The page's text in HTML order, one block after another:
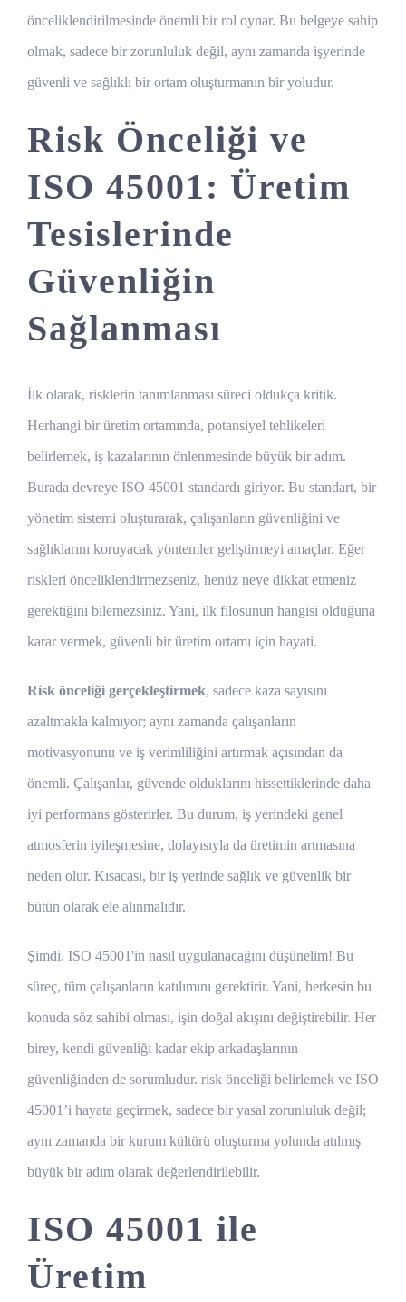
önceliklendirilmesinde önemli bir rol oynar. Bu belgeye sahip
olmak, sadece bir zorunluluk değil, aynı zamanda işyerinde
güvenli ve sağlıklı bir ortam oluşturmanın bir yoludur.
Risk Önceliği ve
ISO 45001: Üretim
Tesislerinde
Güvenliğin
Sağlanması
İlk olarak, risklerin tanımlanması süreci oldukça kritik.
Herhangi bir üretim ortamında, potansiyel tehlikeleri
belirlemek, iş kazalarının önlenmesinde büyük bir adım.
Burada devreye ISO 45001 standardı giriyor. Bu standart, bir
yönetim sistemi oluşturarak, çalışanların güvenliğini ve
sağlıklarını koruyacak yöntemler geliştirmeyi amaçlar. Eğer
riskleri önceliklendirmezseniz, henüz neye dikkat etmeniz
gerektiğini bilemezsiniz. Yani, ilk filosunun hangisi olduğuna
karar vermek, güvenli bir üretim ortamı için hayati.
Risk önceliği gerçekleştirmek, sadece kaza sayısını
azaltmakla kalmıyor; aynı zamanda çalışanların
motivasyonunu ve iş verimliliğini artırmak açısından da
önemli. Çalışanlar, güvende olduklarını hissettiklerinde daha
iyi performans gösterirler. Bu durum, iş yerindeki genel
atmosferin iyileşmesine, dolayısıyla da üretimin artmasına
neden olur. Kısacası, bir iş yerinde sağlık ve güvenlik bir
bütün olarak ele alınmalıdır.
Şimdi, ISO 45001'in nasıl uygulanacağını düşünelim! Bu
süreç, tüm çalışanların katılımını gerektirir. Yani, herkesin bu
konuda söz sahibi olması, işin doğal akışını değiştirebilir. Her
birey, kendi güvenliği kadar ekip arkadaşlarının
güvenliğinden de sorumludur. risk önceliği belirlemek ve ISO
45001’i hayata geçirmek, sadece bir yasal zorunluluk değil;
aynı zamanda bir kurum kültürü oluşturma yolunda atılmış
büyük bir adım olarak değerlendirilebilir.
ISO 45001 ile
Üretim